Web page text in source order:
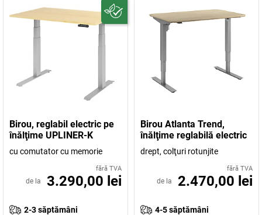
Birou, reglabil electric pe
înălţime UPLINER-K
cu comutator cu memorie
fără TVA
de la 3.290,00 lei
2-3 săptămâni
Birou Atlanta Trend,
înălţime reglabilă electric
drept, colţuri rotunjite
fără TVA
de la 2.470,00 lei
4-5 săptămâni